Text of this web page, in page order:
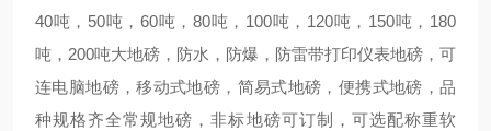
40吨，50吨，60吨，80吨，100吨，120吨，150吨，180
吨，200吨大地磅，防水，防爆，防雷带打印仪表地磅，可
连电脑地磅，移动式地磅，简易式地磅，便携式地磅，品
种规格齐全常规地磅，非标地磅可订制，可选配称重软